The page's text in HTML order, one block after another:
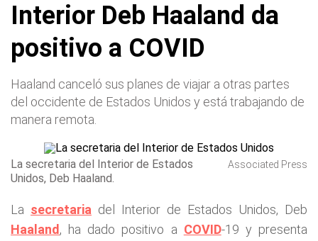
Interior Deb Haaland da
positivo a COVID
Haaland canceló sus planes de viajar a otras partes
del occidente de Estados Unidos y está trabajando de
manera remota.
La secretaria del Interior de Estados
Unidos, Deb Haaland .
Associated Press
La secretaria del Interior de Estados Unidos, Deb
Haaland , ha dado positivo a COVID-19 y presenta